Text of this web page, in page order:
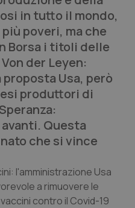
in tutto il mondo,
poveri, ma che
Borsa i titoli delle
der Leyen:
Usa, però
produttori di
Questa
che si vince
l'amministrazione Usa
a rimuovere le
contro il Covid-19